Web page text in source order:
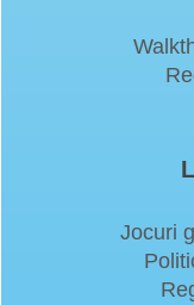
Jocuri